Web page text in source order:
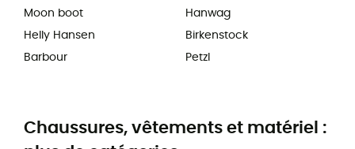
Moon boot
Helly Hansen
Barbour
Hanwag
Birkenstock
Petzl
Chaussures, vêtements et matériel :